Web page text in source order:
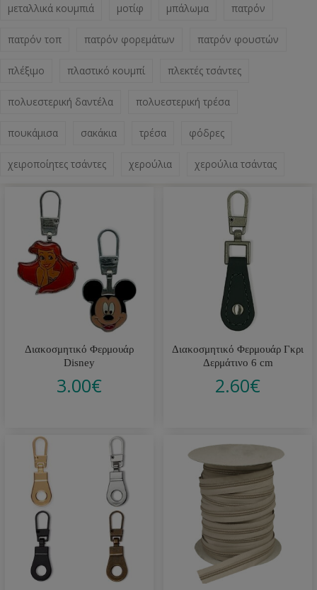
μεταλλικά κουμπιά μοτίφ μπάλωμα πατρόν
πατρόν τοπ πατρόν φορεμάτων πατρόν φουστών
πλέξιμο πλαστικό κουμπί πλεκτές τσάντες
πολυεστερική δαντέλα πολυεστερική τρέσα
πουκάμισα σακάκια τρέσα φόδρες
χειροποίητες τσάντες χερούλια χερούλια τσάντας
Διακοσμητικό Φερμουάρ
Disney
3.00€
Διακοσμητικό Φερμουάρ Γκρι
Δερμάτινο 6 cm
2.60€